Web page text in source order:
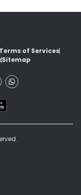
Terms of Services
Sitemap